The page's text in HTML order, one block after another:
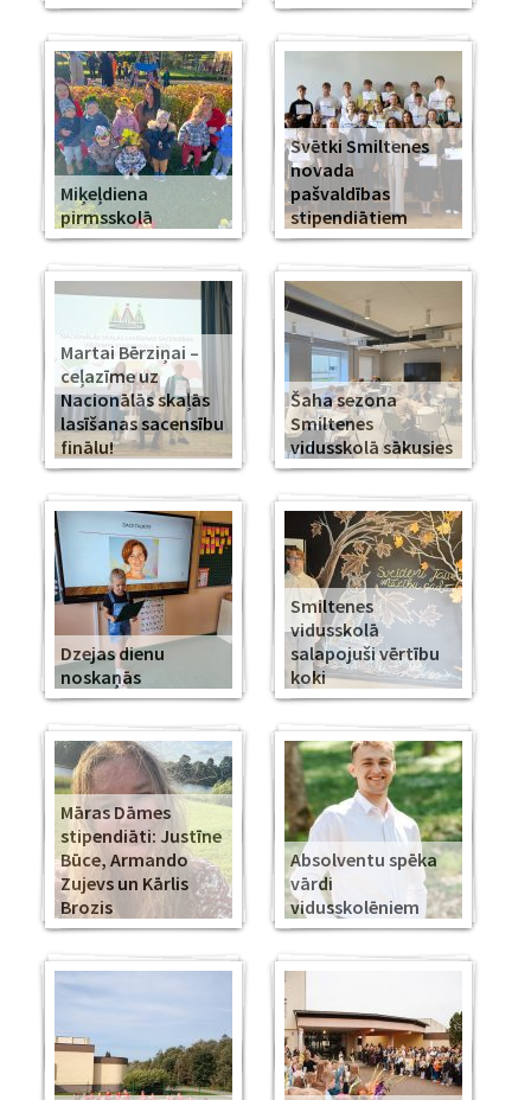
Miķeļdiena
pirmsskolā
Svētki Smiltenes
novada
pašvaldības
stipendiātiem
Martai Bērziņai –
ceļazīme uz
Nacionālās skaļās
lasīšanas sacensību
finālu!
Šaha sezona
Smiltenes
vidusskolā sākusies
Dzejas dienu
noskaņās
Smiltenes
vidusskolā
salapojuši vērtību
koki
Māras Dāmes
stipendiāti: Justīne
Būce, Armando
Zujevs un Kārlis
Brozis
Absolventu spēka
vārdi
vidusskolēniem